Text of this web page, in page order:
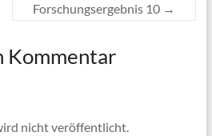
Forschungsergebnis 10 →
Kommentar
nicht veröffentlicht.